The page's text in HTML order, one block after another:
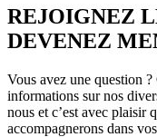
REJOIGNEZ
DEVENEZ
Vous avez une question
informations sur nos
nous et c’est avec plaisir
accompagnerons dans